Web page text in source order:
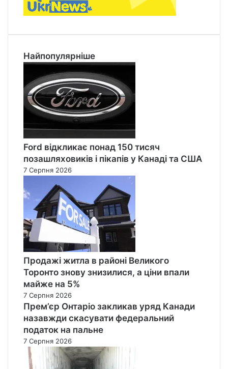
Найпопулярніше
Ford відкликає понад 150 тисяч
позашляховиків і пікапів у Канаді та США
7 Серпня 2026
Продажі житла в районі Великого
Торонто знову знизилися, а ціни впали
майже на 5%
7 Серпня 2026
Прем’єр Онтаріо закликав уряд Канади
назавжди скасувати федеральний
податок на пальне
7 Серпня 2026